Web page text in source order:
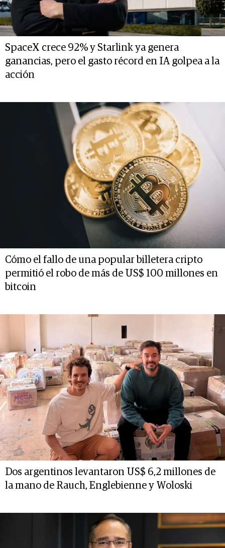
SpaceX crece 92% y Starlink ya genera
ganancias, pero el gasto récord en IA golpea a la
acción
Cómo el fallo de una popular billetera cripto
permitió el robo de más de US$ 100 millones en
bitcoin
Dos argentinos levantaron US$ 6,2 millones de
la mano de Rauch, Englebienne y Woloski